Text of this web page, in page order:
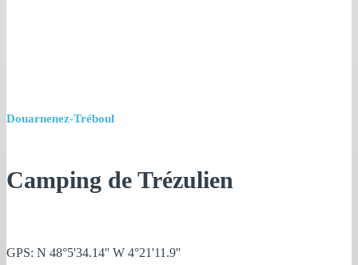
Douarnenez-Tréboul
Camping de Trézulien
GPS: N 48°5'34.14'' W 4°21'11.9''